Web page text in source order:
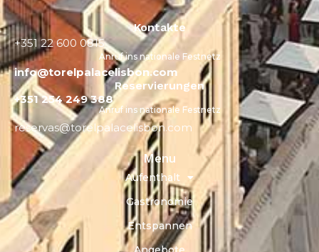
Kontakte
+351 22 600 0815
Anruf ins nationale Festnetz
info@torelpalacelisbon.com
Reservierungen
+351 254 249 388
Anruf ins nationale Festnetz
reservas@torelpalacelisbon.com
Menu
Aufenthalt
Gastronomie
Entspannen